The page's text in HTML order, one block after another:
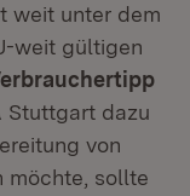
weit unter dem
weit gültigen
Stuttgart dazu
von
möchte, sollte